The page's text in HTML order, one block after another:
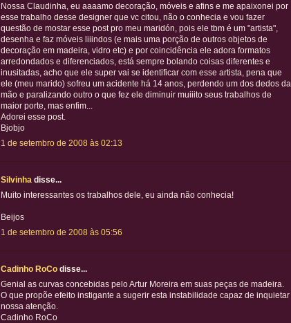
Nossa Claudinha, eu aaaamo decoração, móveis e afins e me apaixonei por
esse trabalho desse designer que vc citou, não o conhecia e vou fazer
questão de mostar esse post pro meu maridón, pois ele tbm é um "artista",
desenha e faz móveis liiindos (e mais uma porção de outros objetos de
decoração em madeira, vidro etc) e por coincidência ele adora formatos
arredondados e diferenciados, está sempre bolando coisas diferentes e
inusitadas, acho que ele super vai se identificar com esse artista, pena que
ele (meu marido) sofreu um acidente há 14 anos, perdendo um dos dedos da
mão e paralizando outro o que fez ele diminuir muiiito seus trabalhos de
maior porte, mas enfim...
Adorei esse post.
Bjobjo
1 de setembro de 2008 às 02:13
Silvinha disse...
Muito interessantes os trabalhos dele, eu ainda não conhecia!
Beijos
1 de setembro de 2008 às 05:56
Cadinho RoCo disse...
Genial as curvas concebidas pelo Artur Moreira em suas peças de madeira.
O que propõe efeito instigante a sugerir esta instabilidade capaz de inquietar
nossa atenção.
Cadinho RoCo